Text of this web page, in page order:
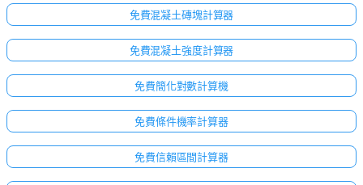
免費混凝土磚塊計算器
免費混凝土強度計算器
免費簡化對數計算機
免費條件機率計算器
免費信賴區間計算器